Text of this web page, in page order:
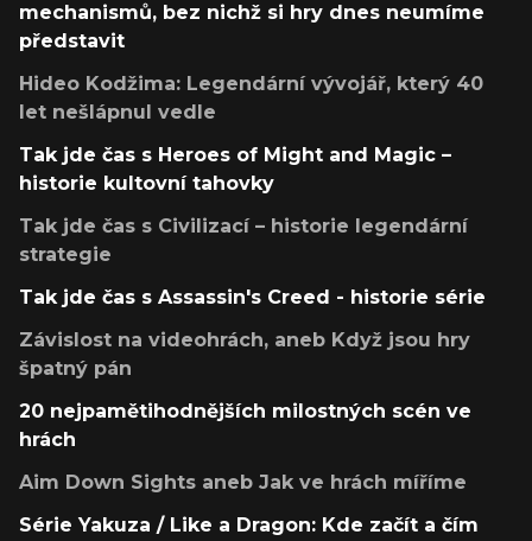
mechanismů, bez nichž si hry dnes neumíme
představit
Hideo Kodžima: Legendární vývojář, který 40
let nešlápnul vedle
Tak jde čas s Heroes of Might and Magic –
historie kultovní tahovky
Tak jde čas s Civilizací – historie legendární
strategie
Tak jde čas s Assassin's Creed - historie série
Závislost na videohrách, aneb Když jsou hry
špatný pán
20 nejpamětihodnějších milostných scén ve
hrách
Aim Down Sights aneb Jak ve hrách míříme
Série Yakuza / Like a Dragon: Kde začít a čím